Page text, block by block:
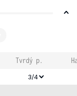
Tvrdý p.
3/4